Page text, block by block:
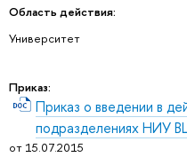
Область действия:
Университет
Приказ:
Приказ о введении в
подразделениях НИУ
от 15.07.2015